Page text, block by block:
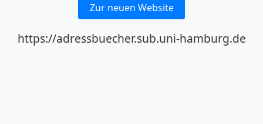
Zur neuen Website
https://adressbuecher.sub.uni-hamburg.de